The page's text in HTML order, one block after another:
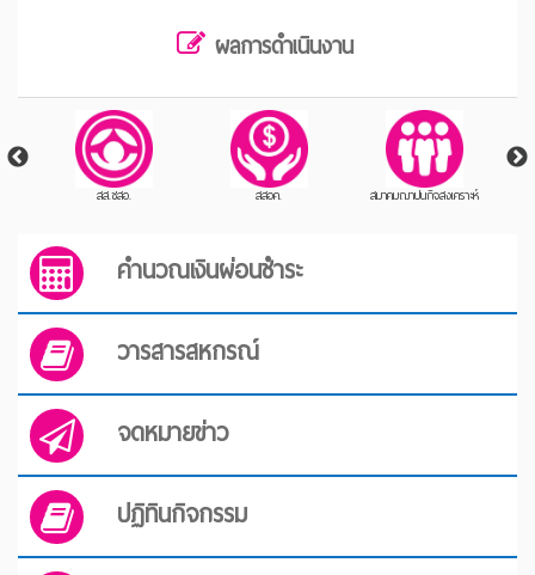
ผลการดำเนินงาน
สส.ชสอ. สสอค. สมาคมฌาปนกิจสงเคราะห์
คำนวณเงินผ่อนชำระ
วารสารสหกรณ์
จดหมายข่าว
ปฏิทินกิจกรรม